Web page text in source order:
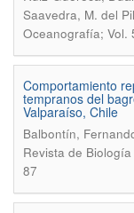
Saavedra, M. del
Oceanografía; Vol.
Comportamiento
tempranos del
Valparaíso, Chile
Balbontín,
Revista de
87